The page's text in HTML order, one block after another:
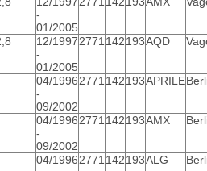
-
01/2005
12/1997
-
01/2005
2771142193AQD
04/1996
-
09/2002
2771142193APRILE
04/1996
-
09/2002
2771142193AMX
04/19962771142193ALG